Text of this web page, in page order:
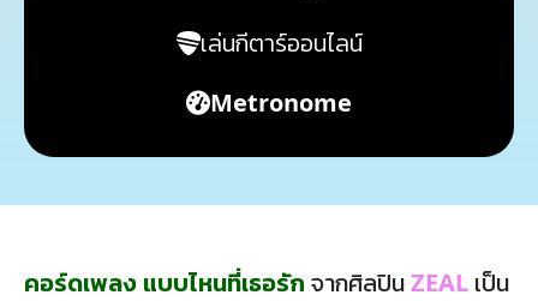
เล่นกีตาร์ออนไลน์
Metronome
คอร์ดเพลง แบบไหนที่เธอรัก จากศิลปินZEAL เป็น